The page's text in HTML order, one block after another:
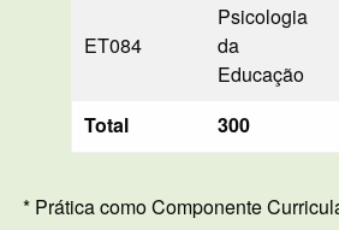
ET084
Psicologia
da
Educação
Total 300
* Prática como Componente